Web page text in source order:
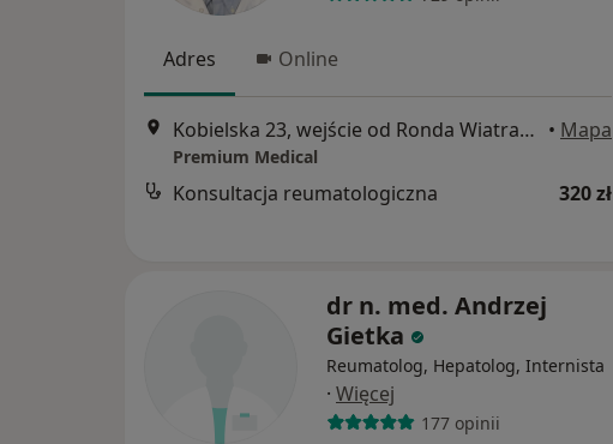
Adres Online
Kobielska 23, wejście od Ronda Wiatraczna, Galeria Grochów, Warszawa • Mapa
Premium Medical
Konsultacja reumatologiczna 320 zł
dr n. med. Andrzej
Gietka
Reumatolog, Hepatolog, Internista
· Więcej
177 opinii